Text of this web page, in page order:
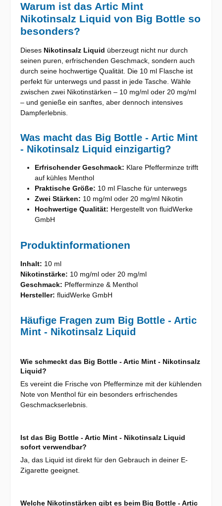
Warum ist das Artic Mint
Nikotinsalz Liquid von Big Bottle so
besonders?
Dieses Nikotinsalz Liquid überzeugt nicht nur durch
seinen puren, erfrischenden Geschmack, sondern auch
durch seine hochwertige Qualität. Die 10 ml Flasche ist
perfekt für unterwegs und passt in jede Tasche. Wähle
zwischen zwei Nikotinstärken – 10 mg/ml oder 20 mg/ml
– und genieße ein sanftes, aber dennoch intensives
Dampferlebnis.
Was macht das Big Bottle - Artic Mint
- Nikotinsalz Liquid einzigartig?
Erfrischender Geschmack: Klare Pfefferminze trifft
auf kühles Menthol
Praktische Größe: 10 ml Flasche für unterwegs
Zwei Stärken: 10 mg/ml oder 20 mg/ml Nikotin
Hochwertige Qualität: Hergestellt von fluidWerke
GmbH
Produktinformationen
Inhalt: 10 ml
Nikotinstärke: 10 mg/ml oder 20 mg/ml
Geschmack: Pfefferminze & Menthol
Hersteller: fluidWerke GmbH
Häufige Fragen zum Big Bottle - Artic
Mint - Nikotinsalz Liquid
Wie schmeckt das Big Bottle - Artic Mint - Nikotinsalz
Liquid?
Es vereint die Frische von Pfefferminze mit der kühlenden
Note von Menthol für ein besonders erfrischendes
Geschmackserlebnis.
Ist das Big Bottle - Artic Mint - Nikotinsalz Liquid
sofort verwendbar?
Ja, das Liquid ist direkt für den Gebrauch in deiner E-
Zigarette geeignet.
Welche Nikotinstärken gibt es beim Big Bottle - Artic